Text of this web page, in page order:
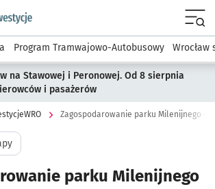
wroclaw.pl podserwis:
Program Tramwajowo-Autobusowy Wrocław
na Stawowej i Peronowej. Od 8 sierpnia
i pasażerów
Zagospodarowanie parku Milenijnego –
parku Milenijnego